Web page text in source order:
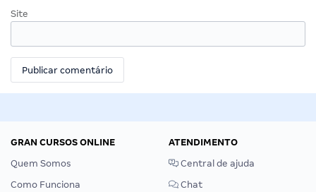
Site
GRAN CURSOS ONLINE
Quem Somos
Como Funciona
ATENDIMENTO
Central de ajuda
Chat